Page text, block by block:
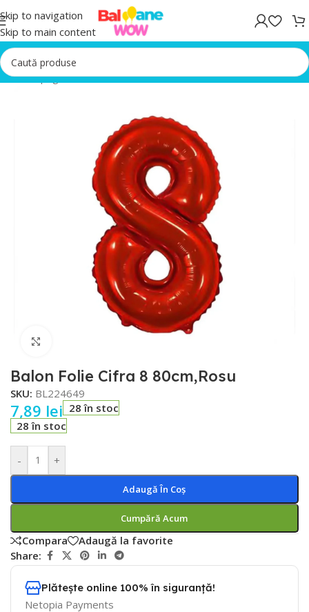
Skip to navigation
Skip to main content
Prima pagină/Baloane folie
Balon Folie Cifra 8 80cm,Rosu
SKU: BL224649
7,89 lei 28 în stoc
28 în stoc
- +
Adaugă În Coș
Cumpără Acum
Compara
Adaugă la favorite
Share:
Plătește online 100% în siguranță!
Netopia Payments